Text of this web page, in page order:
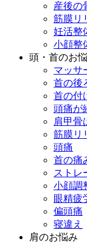
産後の
筋膜リ
妊活整
小顔整
頭・首のお
マッサ
首の後
首の付
頭痛が
肩甲骨
筋膜リ
頭痛
首の痛
ストレ
小顔調
眼精疲
偏頭痛
寝違え
肩のお悩み